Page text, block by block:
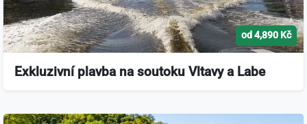
od 4,890 Kč
Exkluzivní plavba na soutoku Vltavy a Labe